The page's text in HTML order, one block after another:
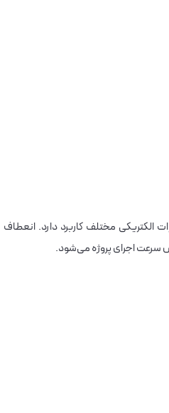
الکتریکی مختلف کاربرد دارد. انعطاف
سرعت اجرای پروژه می‌شود.